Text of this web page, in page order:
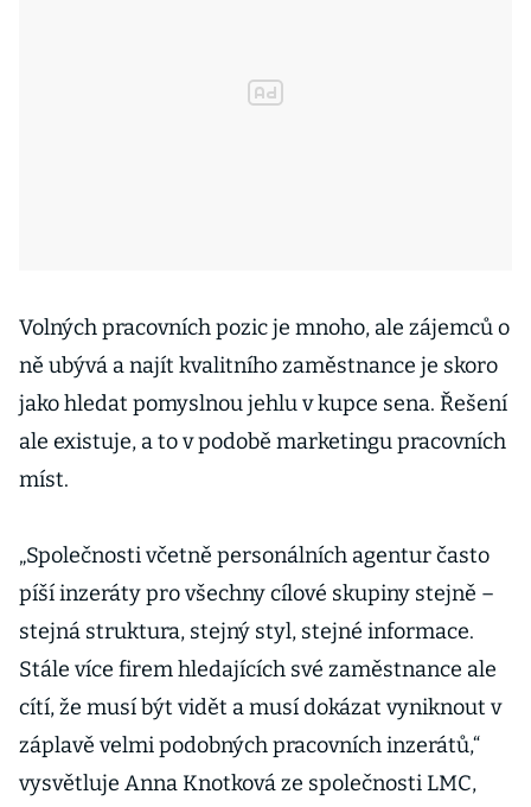
Volných pracovních pozic je mnoho, ale zájemců o
ně ubývá a najít kvalitního zaměstnance je skoro
jako hledat pomyslnou jehlu v kupce sena. Řešení
ale existuje, a to v podobě marketingu pracovních
míst.
„Společnosti včetně personálních agentur často
píší inzeráty pro všechny cílové skupiny stejně –
stejná struktura, stejný styl, stejné informace.
Stále více firem hledajících své zaměstnance ale
cítí, že musí být vidět a musí dokázat vyniknout v
záplavě velmi podobných pracovních inzerátů,“
vysvětluje Anna Knotková ze společnosti LMC,